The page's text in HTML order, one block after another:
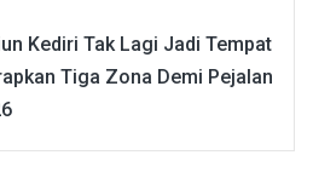
Kediri Tak Lagi Jadi Tempat
Tiga Zona Demi Pejalan